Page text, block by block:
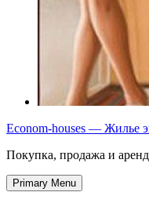
Econom-houses — Жилье
Покупка, продажа и
Primary Menu